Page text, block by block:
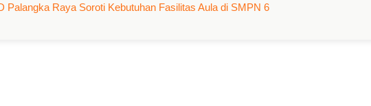
Palangka Raya Soroti Kebutuhan Fasilitas Aula di SMPN 6